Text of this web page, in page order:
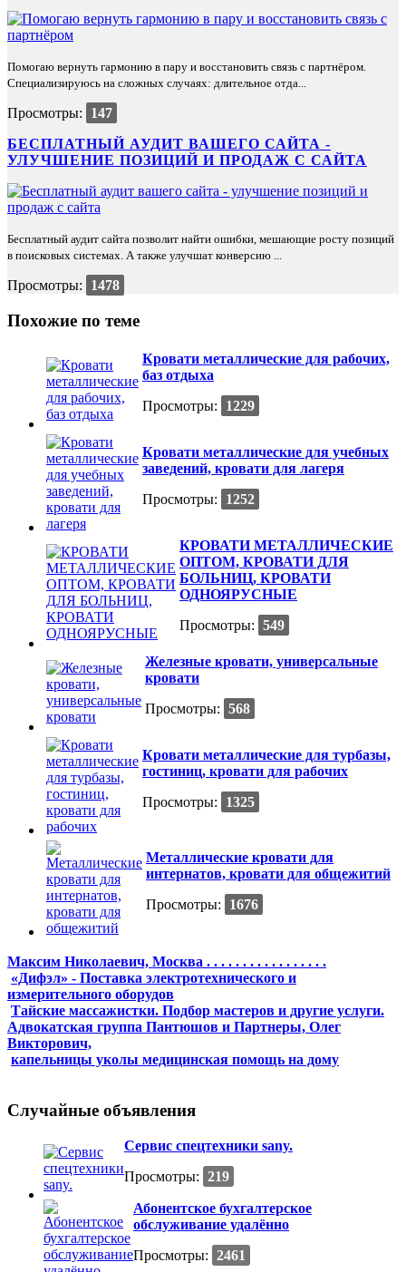
Помогаю вернуть гармонию в пару и восстановить связь с партнёром.
Специализируюсь на сложных случаях: длительное отда...
Просмотры:
147
БЕСПЛАТНЫЙ АУДИТ ВАШЕГО САЙТА -
УЛУЧШЕНИЕ ПОЗИЦИЙ И ПРОДАЖ С САЙТА
Бесплатный аудит сайта позволит найти ошибки, мешающие росту позиций
в поисковых системах. А также улучшат конверсию ...
Просмотры: 1478
Похожие по теме
Кровати металлические для рабочих,
баз отдыха
Просмотры:
1229
Кровати металлические для учебных
заведений, кровати для лагеря
Просмотры:
1252
КРОВАТИ МЕТАЛЛИЧЕСКИЕ
ОПТОМ, КРОВАТИ ДЛЯ
БОЛЬНИЦ, КРОВАТИ
ОДНОЯРУСНЫЕ
Просмотры: 549
Железные кровати, универсальные
кровати
Просмотры: 568
Кровати металлические для турбазы,
гостиниц, кровати для рабочих
Просмотры:
1325
Металлические кровати для
интернатов, кровати для общежитий
Просмотры:
1676
Максим Николаевич, Москва . . . . . . . . . . . . . . . . .
«Дифэл» - Поставка электротехнического и
измерительного оборудов
Тайские массажистки. Подбор мастеров и другие услуги.
Адвокатская группа Пантюшов и Партнеры, Олег
Викторович,
капельницы уколы медицинская помощь на дому
Случайные объявления
Сервис спецтехники sany.
Просмотры: 219
Абонентское бухгалтерское
обслуживание удалённо
Просмотры: 2461